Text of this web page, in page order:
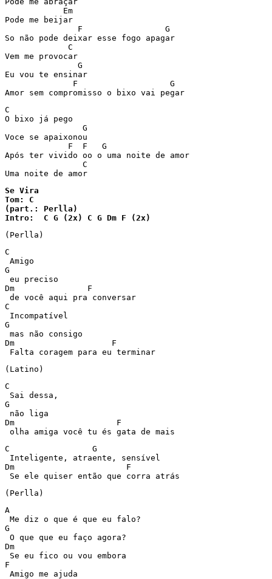
            Em
Pode me beijar
               F                 G
So não pode deixar esse fogo apagar
             C
Vem me provocar
               G
Eu vou te ensinar
              F                   G
Amor sem compromisso o bixo vai pegar
C
O bixo já pego
                G
Voce se apaixonou
             F  F   G
Após ter vivido oo o uma noite de amor
                C
Uma noite de amor
Se Vira
Tom: C
(part.: Perlla)
Intro:  C G (2x) C G Dm F (2x)
(Perlla)
C
Amigo
G
eu preciso
Dm	         F
de você aqui pra conversar
C
Incompatível
G
mas não consigo
Dm		      F
Falta coragem para eu terminar
(Latino)
C
Sai dessa,
G
não liga
Dm		       F
olha amiga você tu és gata de mais
C	          G
Inteligente, atraente, sensível
Dm		         F
Se ele quiser então que corra atrás
(Perlla)
A
Me diz o que é que eu falo?
G
O que que eu faço agora?
Dm
Se eu fico ou vou embora
F
Amigo me ajuda